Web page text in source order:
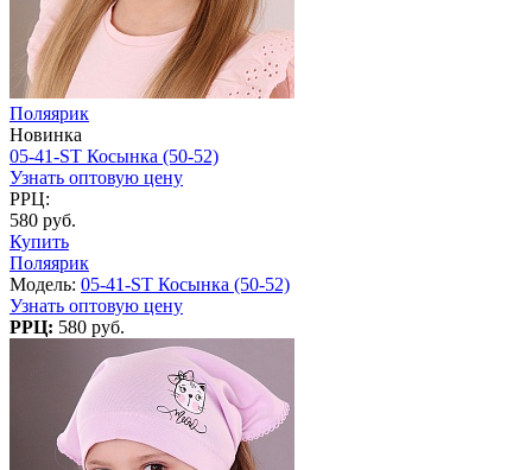
Поляярик
Новинка
05-41-ST Косынка (50-52)
Узнать оптовую цену
РРЦ:
580 руб.
Купить
Поляярик
Модель: 05-41-ST Косынка (50-52)
Узнать оптовую цену
РРЦ: 580 руб.